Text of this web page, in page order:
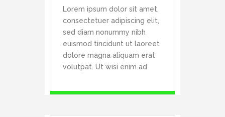
Lorem ipsum dolor sit amet,
consectetuer adipiscing elit,
sed diam nonummy nibh
euismod tincidunt ut laoreet
dolore magna aliquam erat
volutpat. Ut wisi enim ad